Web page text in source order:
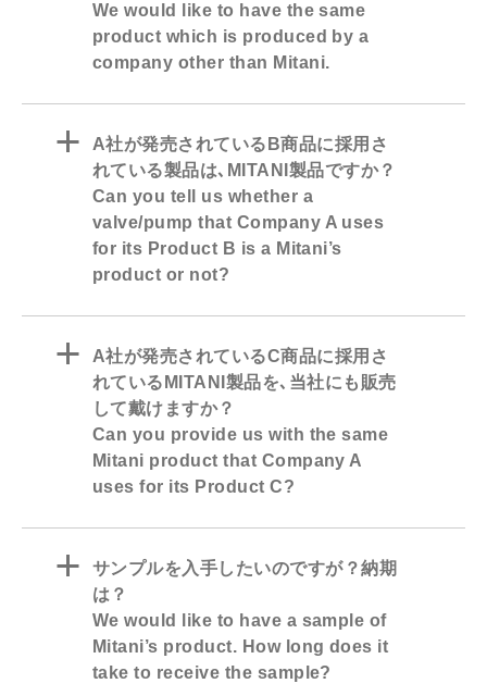
We would like to have the same
product which is produced by a
company other than Mitani.
a
A社が発売されているB商品に採用さ
れている製品は､MITANI製品ですか？
Can you tell us whether a
valve/pump that Company A uses
for its Product B is a Mitani’s
product or not?
a
A社が発売されているC商品に採用さ
れているMITANI製品を､当社にも販売
して戴けますか？
Can you provide us with the same
Mitani product that Company A
uses for its Product C?
a
サンプルを入手したいのですが？納期
は？
We would like to have a sample of
Mitani’s product. How long does it
take to receive the sample?